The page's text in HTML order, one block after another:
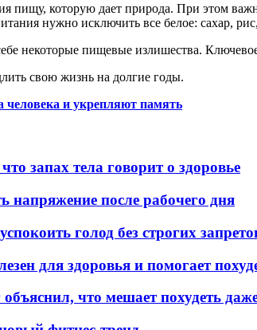
пищу, которую дает природа. При этом
нужно исключить все белое: сахар,
некоторые пищевые излишества.
свою жизнь на долгие годы.
и укрепляют память
запах тела говорит о здоровье
напряжение после рабочего дня
голод без строгих
для здоровья и помогает
что мешает похудеть